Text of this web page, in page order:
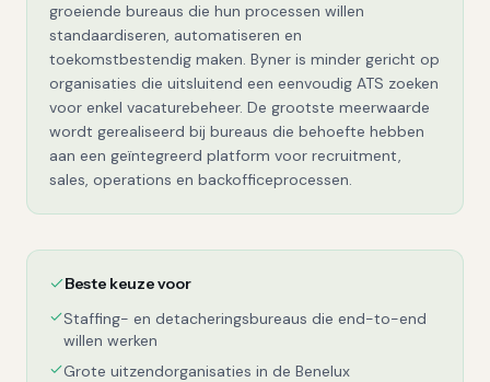
groeiende bureaus die hun processen willen
standaardiseren, automatiseren en
toekomstbestendig maken. Byner is minder gericht op
organisaties die uitsluitend een eenvoudig ATS zoeken
voor enkel vacaturebeheer. De grootste meerwaarde
wordt gerealiseerd bij bureaus die behoefte hebben
aan een geïntegreerd platform voor recruitment,
sales, operations en backofficeprocessen.
Beste keuze voor
Staffing- en detacheringsbureaus die end-to-end
willen werken
Grote uitzendorganisaties in de Benelux